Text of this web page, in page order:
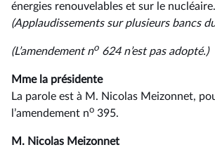
énergies renouvelables et sur le nucléaire.
(Applaudissements sur plusieurs bancs
(L’amendement no 624 n’est pas adopté.)
Mme la présidente
La parole est à M. Nicolas Meizonnet,
l’amendement no 395.
M. Nicolas Meizonnet